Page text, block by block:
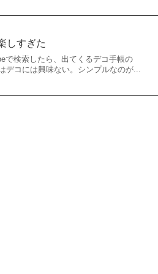
しすぎた
で検索したら、出てくるデコ手帳の
デコには興味ない。シンプルなのが...